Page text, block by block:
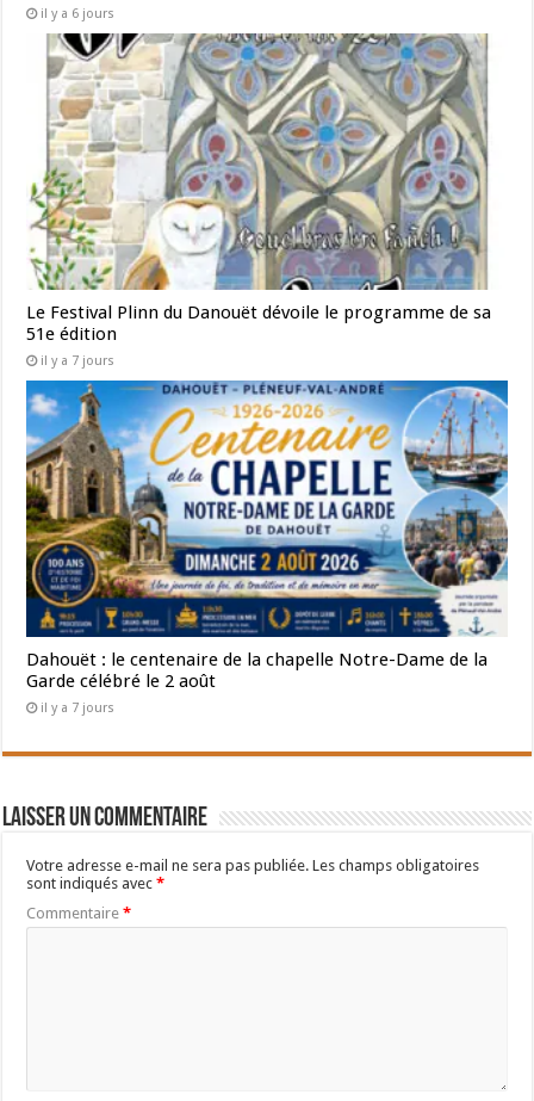
il y a 6 jours
Le Festival Plinn du Danouët dévoile le programme de sa
51e édition
il y a 7 jours
Dahouët : le centenaire de la chapelle Notre-Dame de la
Garde célébré le 2 août
il y a 7 jours
Laisser un commentaire
Votre adresse e-mail ne sera pas publiée. Les champs obligatoires
sont indiqués avec*
Commentaire*